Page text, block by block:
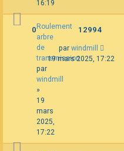
16:19
Roulement
arbre
de
transmission
par
windmill
»
19
mars
2025,
17:22
0 12994
par windmill
19 mars 2025, 17:22